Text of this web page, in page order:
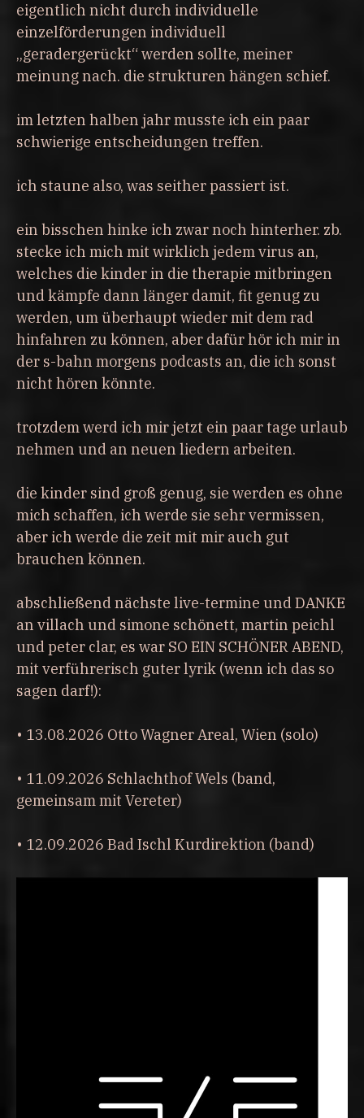
eigentlich nicht durch individuelle
einzelförderungen individuell
„geradergerückt“ werden sollte, meiner
meinung nach. die strukturen hängen schief.
im letzten halben jahr musste ich ein paar
schwierige entscheidungen treffen.
ich staune also, was seither passiert ist.
ein bisschen hinke ich zwar noch hinterher. zb.
stecke ich mich mit wirklich jedem virus an,
welches die kinder in die therapie mitbringen
und kämpfe dann länger damit, fit genug zu
werden, um überhaupt wieder mit dem rad
hinfahren zu können, aber dafür hör ich mir in
der s-bahn morgens podcasts an, die ich sonst
nicht hören könnte.
trotzdem werd ich mir jetzt ein paar tage urlaub
nehmen und an neuen liedern arbeiten.
die kinder sind groß genug, sie werden es ohne
mich schaffen, ich werde sie sehr vermissen,
aber ich werde die zeit mit mir auch gut
brauchen können.
abschließend nächste live-termine und DANKE
an villach und simone schönett, martin peichl
und peter clar, es war SO EIN SCHÖNER ABEND,
mit verführerisch guter lyrik (wenn ich das so
sagen darf!):
• 13.08.2026 Otto Wagner Areal, Wien (solo)
• 11.09.2026 Schlachthof Wels (band,
gemeinsam mit Vereter)
• 12.09.2026 Bad Ischl Kurdirektion (band)